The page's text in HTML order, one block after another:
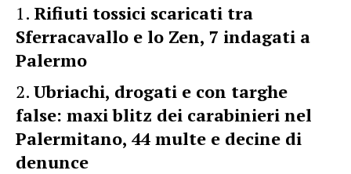
Rifiuti tossici scaricati tra
Sferracavallo e lo Zen, 7 indagati a
Palermo
Ubriachi, drogati e con targhe
false: maxi blitz dei carabinieri nel
Palermitano, 44 multe e decine di
denunce